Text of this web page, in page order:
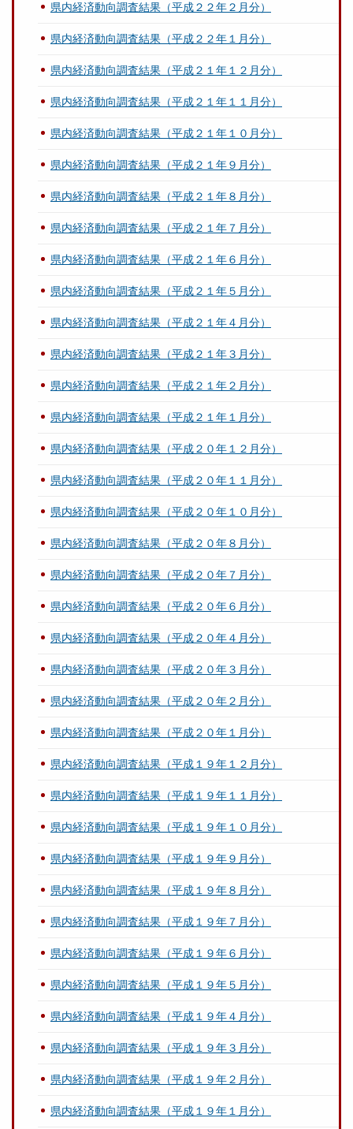
県内経済動向調査結果（平成２２年２月分）
県内経済動向調査結果（平成２２年１月分）
県内経済動向調査結果（平成２１年１２月分）
県内経済動向調査結果（平成２１年１１月分）
県内経済動向調査結果（平成２１年１０月分）
県内経済動向調査結果（平成２１年９月分）
県内経済動向調査結果（平成２１年８月分）
県内経済動向調査結果（平成２１年７月分）
県内経済動向調査結果（平成２１年６月分）
県内経済動向調査結果（平成２１年５月分）
県内経済動向調査結果（平成２１年４月分）
県内経済動向調査結果（平成２１年３月分）
県内経済動向調査結果（平成２１年２月分）
県内経済動向調査結果（平成２１年１月分）
県内経済動向調査結果（平成２０年１２月分）
県内経済動向調査結果（平成２０年１１月分）
県内経済動向調査結果（平成２０年１０月分）
県内経済動向調査結果（平成２０年８月分）
県内経済動向調査結果（平成２０年７月分）
県内経済動向調査結果（平成２０年６月分）
県内経済動向調査結果（平成２０年４月分）
県内経済動向調査結果（平成２０年３月分）
県内経済動向調査結果（平成２０年２月分）
県内経済動向調査結果（平成２０年１月分）
県内経済動向調査結果（平成１９年１２月分）
県内経済動向調査結果（平成１９年１１月分）
県内経済動向調査結果（平成１９年１０月分）
県内経済動向調査結果（平成１９年９月分）
県内経済動向調査結果（平成１９年８月分）
県内経済動向調査結果（平成１９年７月分）
県内経済動向調査結果（平成１９年６月分）
県内経済動向調査結果（平成１９年５月分）
県内経済動向調査結果（平成１９年４月分）
県内経済動向調査結果（平成１９年３月分）
県内経済動向調査結果（平成１９年２月分）
県内経済動向調査結果（平成１９年１月分）